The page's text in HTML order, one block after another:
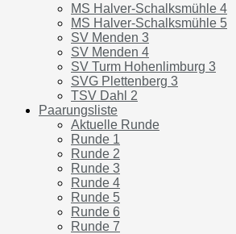
MS Halver-Schalksmühle 4
MS Halver-Schalksmühle 5
SV Menden 3
SV Menden 4
SV Turm Hohenlimburg 3
SVG Plettenberg 3
TSV Dahl 2
Paarungsliste
Aktuelle Runde
Runde 1
Runde 2
Runde 3
Runde 4
Runde 5
Runde 6
Runde 7